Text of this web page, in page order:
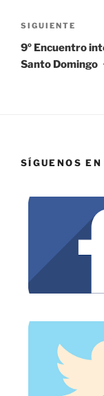
SIGUIENTE
9º Encuentro
Santo Domingo
SÍGUENOS